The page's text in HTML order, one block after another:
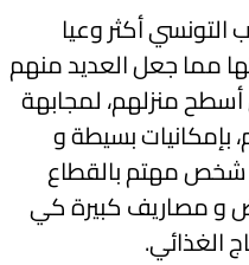
التونسي أكثر وعيا
مما جعل العديد منهم
أسطح منزلهم، لمجابهة
بإمكانيات بسيطة و
شخص مهتم بالقطاع
و مصاريف كبيرة كي
الغذائي.